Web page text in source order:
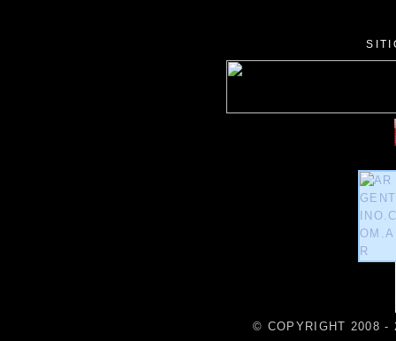
© COPYRIGHT 2008